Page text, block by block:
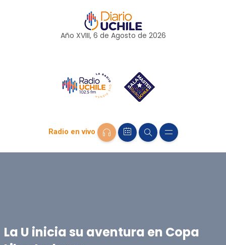
Año XVIII, 6 de Agosto de 2026
Radio en vivo
La U inicia su aventura en Copa